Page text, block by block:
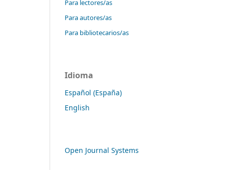
Para lectores/as
Para autores/as
Para bibliotecarios/as
Idioma
Español (España)
English
Open Journal Systems